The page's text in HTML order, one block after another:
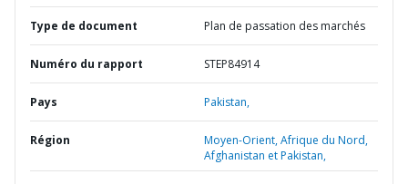
Type de document Plan de passation des marchés
Numéro du rapport STEP84914
Pays Pakistan,
Région
Moyen-Orient, Afrique du Nord,
Afghanistan et Pakistan,